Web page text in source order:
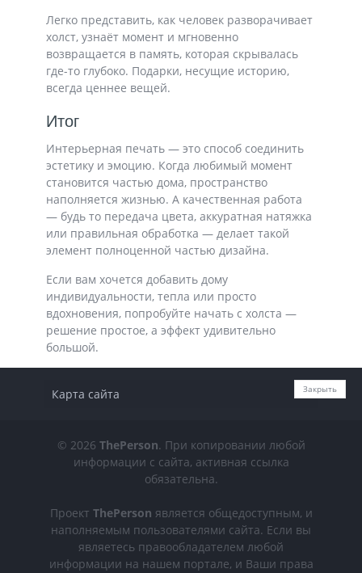
Легко представить, как человек разворачивает
холст, узнаёт момент и мгновенно
возвращается в память, которая скрывалась
где-то глубоко. Подарки, несущие историю,
всегда ценнее вещей.
Итог
Интерьерная печать — это способ соединить
эстетику и эмоцию. Когда любимый момент
становится частью дома, пространство
наполняется жизнью. А качественная работа
— будь то передача цвета, аккуратная натяжка
или правильная обработка — делает такой
элемент полноценной частью дизайна.
Если вам хочется добавить дому
индивидуальности, тепла или просто
вдохновения, попробуйте начать с холста —
решение простое, а эффект удивительно
большой.
Карта сайта
© 2026 ThePerson. При копировании любой
информации с сайта, активная ссылка
обязательна.
Проект ThePerson является общедоступным, и
наполняемым пользователями сайта. Если вы
являетесь правообладателем любой
информации на нашем портале, и Ваши права
Закрыть